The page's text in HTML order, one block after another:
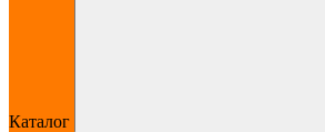
Каталог